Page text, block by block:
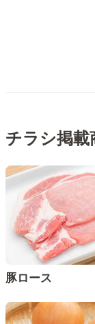
チラシ掲
豚ロース